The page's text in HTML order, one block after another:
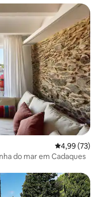
4,99 de uma
4,99 (73)
do mar em Cadaques